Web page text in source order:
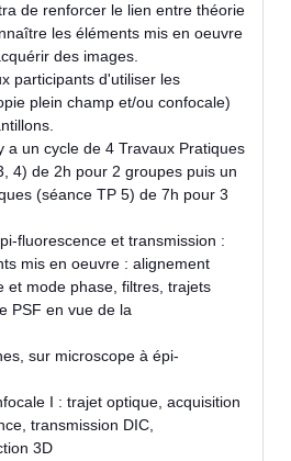
de renforcer le lien entre théorie
les éléments mis en oeuvre
des images.
participants d'utiliser les
plein champ et/ou confocale)
a un cycle de 4 Travaux Pratiques
4) de 2h pour 2 groupes puis un
(séance TP 5) de 7h pour 3
fluorescence et transmission :
mis en oeuvre : alignement
et mode phase, filtres, trajets
PSF en vue de la
sur microscope à épi-
I : trajet optique, acquisition
transmission DIC,
3D